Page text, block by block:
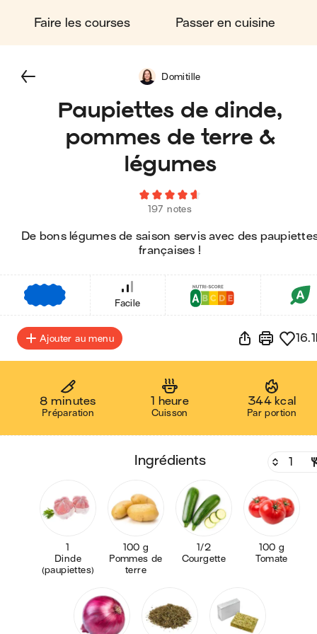
Faire les courses Passer en cuisine
Paupiettes de dinde,
pommes de terre &
légumes
197 notes
De bons légumes de saison servis avec des
françaises !
Domitille
Facile
Ajouter au menu
8 minutes
Préparation
1 heure
Cuisson
344 kcal
Par portion
ingrédients
1
Dinde
(paupiettes)
100 g
Pommes de
terre
1/2
Courgette
100 g
Tomate